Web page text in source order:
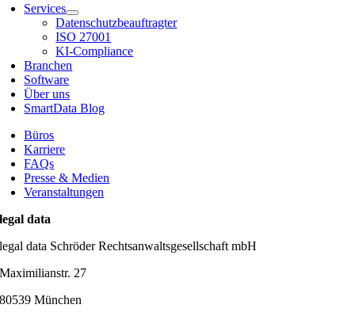
Services
Datenschutzbeauftragter
ISO 27001
KI-Compliance
Branchen
Software
Über uns
SmartData Blog
Büros
Karriere
FAQs
Presse & Medien
Veranstaltungen
legal data
legal data Schröder Rechtsanwaltsgesellschaft mbH
Maximilianstr. 27
80539 München